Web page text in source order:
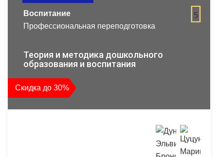
5
Воспитание
Профессиональная переподготовка
Теория и методика дошкольного
образования и воспитания
Скидка до 30%